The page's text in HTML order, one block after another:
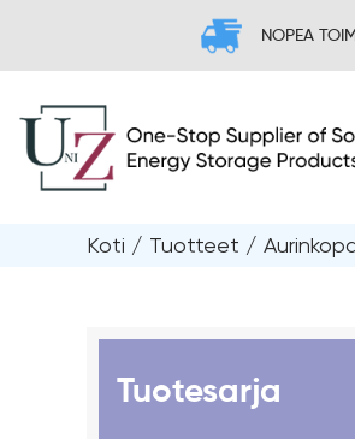
Koti / Tuotteet /
Tuotesarja